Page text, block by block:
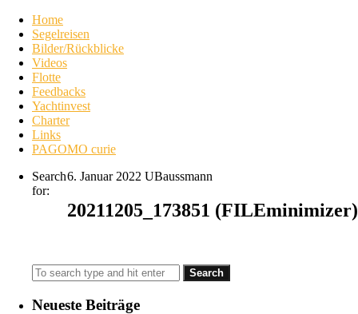
Home
Segelreisen
Bilder/Rückblicke
Videos
Flotte
Feedbacks
Yachtinvest
Charter
Links
PAGOMO curie
6. Januar 2022 UBaussmann
20211205_173851 (FILEminimizer)
Search
for:
Neueste Beiträge